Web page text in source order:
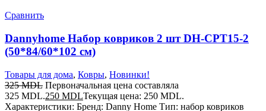
Сравнить
Dannyhome Набор ковриков 2 шт DH-CPT15-2
(50*84/60*102 см)
Товары для дома, Ковры, Новинки!
325MDL Первоначальная цена составляла
325 MDL.250 MDLТекущая цена: 250 MDL.
Характеристики: Бренд: Danny Home Тип: набор ковриков